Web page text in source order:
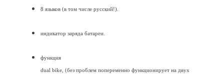
8 языков (в том числе русский!).
индикатор заряда батареи.
функция
dual bike, (без проблем попеременно функционирует на двух